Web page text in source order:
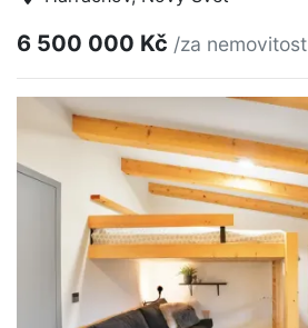
6 500 000 Kč /za nemovitost